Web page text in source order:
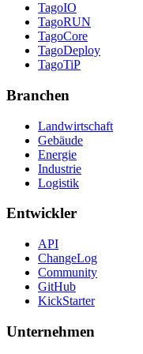
TagoIO
TagoRUN
TagoCore
TagoDeploy
TagoTiP
Branchen
Landwirtschaft
Gebäude
Energie
Industrie
Logistik
Entwickler
API
ChangeLog
Community
GitHub
KickStarter
Unternehmen